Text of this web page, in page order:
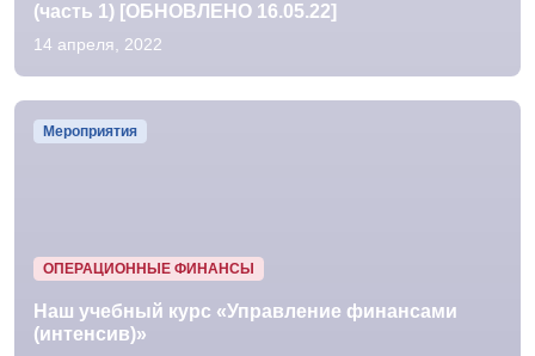
(часть 1) [ОБНОВЛЕНО 16.05.22]
14 апреля, 2022
Мероприятия
ОПЕРАЦИОННЫЕ ФИНАНСЫ
Наш учебный курс «Управление финансами
(интенсив)»